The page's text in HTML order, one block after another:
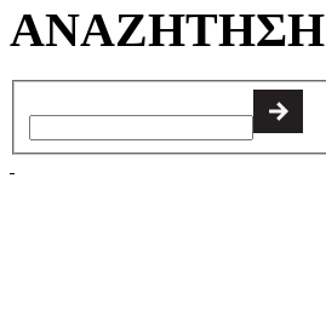
ΑΝΑΖΗΤΗΣΗ